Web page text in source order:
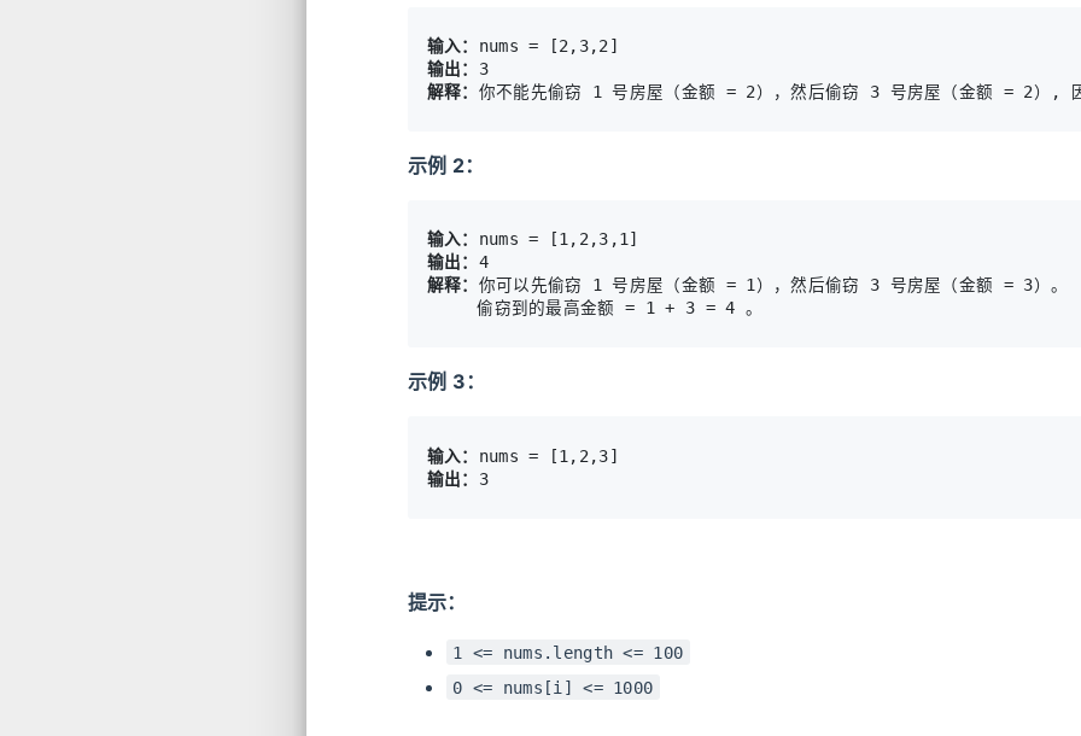
输入：
输出：
3
解释：
示例 2：
输入：
输出：
4
解释： 你可以先偷窃 1 号房屋（金额 = 1），然后偷窃 3 号房屋（金额 = 3）。
偷窃到的最高金额 = 1 + 3 = 4 。
示例 3：
输入：
输出：
3
提示：
1 <= nums.length <= 100
0 <= nums[i] <= 1000